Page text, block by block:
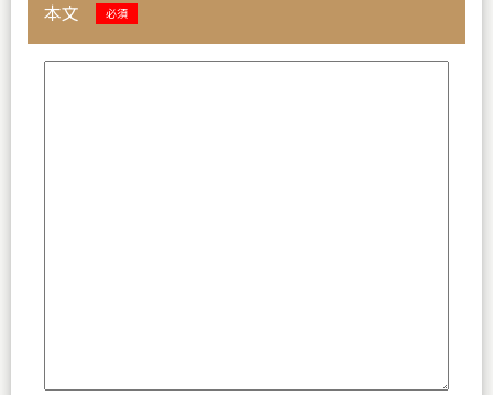
本文 必須